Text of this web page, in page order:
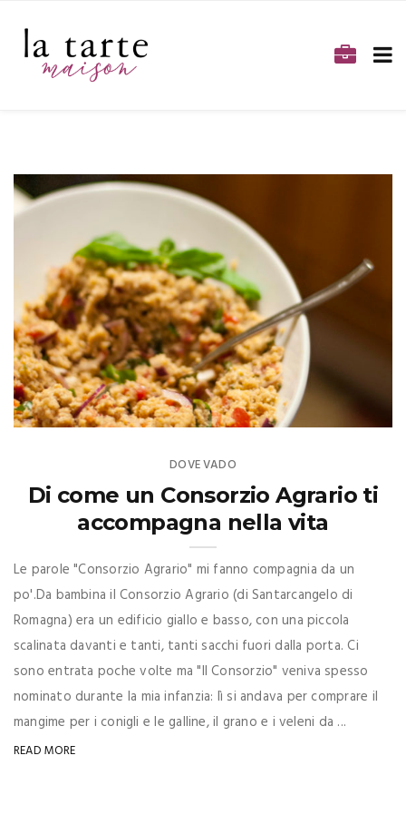
DOVE VADO
Di come un Consorzio Agrario ti
accompagna nella vita
Le parole "Consorzio Agrario" mi fanno compagnia da un
po'.Da bambina il Consorzio Agrario (di Santarcangelo di
Romagna) era un edificio giallo e basso, con una piccola
scalinata davanti e tanti, tanti sacchi fuori dalla porta. Ci
sono entrata poche volte ma "Il Consorzio" veniva spesso
nominato durante la mia infanzia: lì si andava per comprare il
mangime per i conigli e le galline, il grano e i veleni da ...
READ MORE